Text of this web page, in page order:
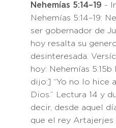
Nehemías 5:14–19 -
Nehemías 5:14–19:
ser gobernador de
hoy resalta su
desinteresada.
hoy: Nehemías
dijo:] “Yo no lo hice
Dios.” Lectura 14 y
decir, desde aquel
que el rey Artajerjes